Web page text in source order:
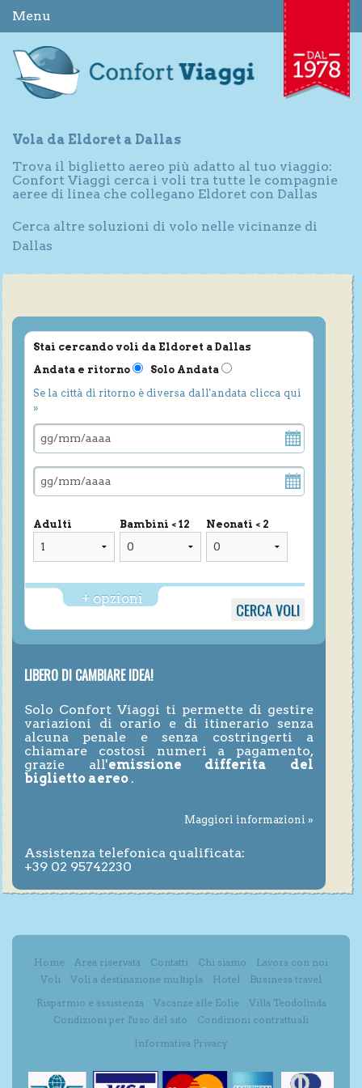
Menu
Vola da Eldoret a Dallas
Trova il biglietto aereo più adatto al tuo viaggio:
Confort Viaggi cerca i voli tra tutte le compagnie
aeree di linea che collegano Eldoret con Dallas
Cerca altre soluzioni di volo nelle vicinanze di
Dallas
Stai cercando voli da Eldoret a Dallas
Andata e ritorno
Solo Andata
Se la città di ritorno è diversa dall'andata clicca qui
»
Adulti Bambini < 12 Neonati < 2
+ opzioni
LIBERO DI CAMBIARE IDEA!
Solo Confort Viaggi ti permette di gestire
variazioni di orario e di itinerario senza
alcuna penale e senza costringerti a
chiamare costosi numeri a pagamento,
grazie all'emissione differita del
biglietto aereo .
Maggiori informazioni »
Assistenza telefonica qualificata:
+39 02 95742230
Home Area riservata Contatti Chi siamo
Lavora con noi
Voli
Voli a destinazione multipla Hotel
Business travel
Risparmio e assistenza
Vacanze alle Eolie
Villa Teodolinda
Condizioni per l'uso del sito
Condizioni contrattuali
Informativa Privacy